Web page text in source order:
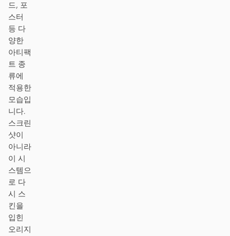
블로그
다운로드
기여자
모더레이터
드, 포
스터
등 다
양한
아티팩
트 종
류에
적용한
모습입
니다.
스크린
샷이
아니라
이 시
스템으
로 다
시 스
킨을
입힌
오리지